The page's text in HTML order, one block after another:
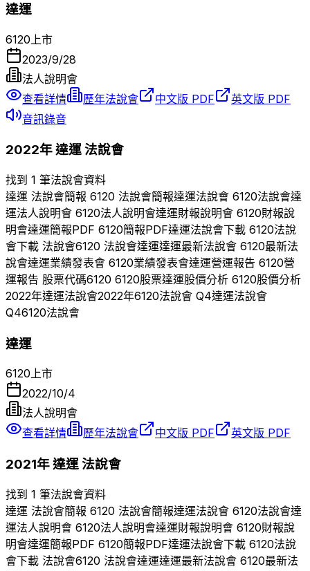
達運
6120 上市
2023/9/28
法人說明會
查看詳情
歷年法說會 中文版 PDF
英文版 PDF
音訊錄音
2022年達運法說會
找到 1 筆法說會資料
達運 法說會簡報 6120 法說會簡報達運法說會 6120法說會達
運法人說明會 6120法人說明會達運財報說明會 6120財報說
明會達運簡報PDF 6120簡報PDF達運法說會下載 6120法說
會下載 法說會6120 法說會達運達運最新法說會 6120最新法
說會達運業績發表會 6120業績發表會達運營運報告 6120營
運報告 股票代碼6120 6120股票達運股價分析 6120股價分析
2022年達運法說會2022年6120法說會 Q4達運法說會
Q46120法說會
達運
6120上市
2022/10/4
法人說明會
查看詳情
歷年法說會 中文版 PDF 英文版 PDF
2021年達運法說會
找到 1 筆法說會資料
達運 法說會簡報 6120 法說會簡報達運法說會 6120法說會達
運法人說明會 6120法人說明會達運財報說明會 6120財報說
明會達運簡報PDF 6120簡報PDF達運法說會下載 6120法說
會下載 法說會6120 法說會達運達運最新法說會 6120最新法